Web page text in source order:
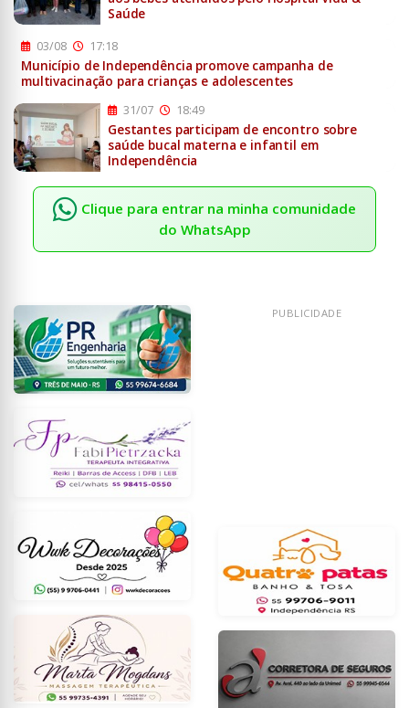
Saúde
03/08 17:18
Município de Independência promove campanha de
multivacinação para crianças e adolescentes
31/07 18:49
Gestantes participam de encontro sobre
saúde bucal materna e infantil em
Independência
Clique para entrar na minha comunidade
do WhatsApp